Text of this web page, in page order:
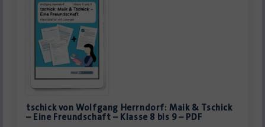
tschick von Wolfgang Herrndorf: Maik & Tschick
– Eine Freundschaft – Klasse 8 bis 9 – PDF